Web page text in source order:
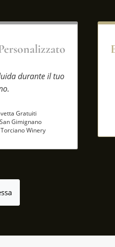
durante il tuo
Gratuiti
Gimignano
Winery